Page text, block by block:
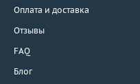
Оплата и доставка
Отзывы
FAQ
Блог